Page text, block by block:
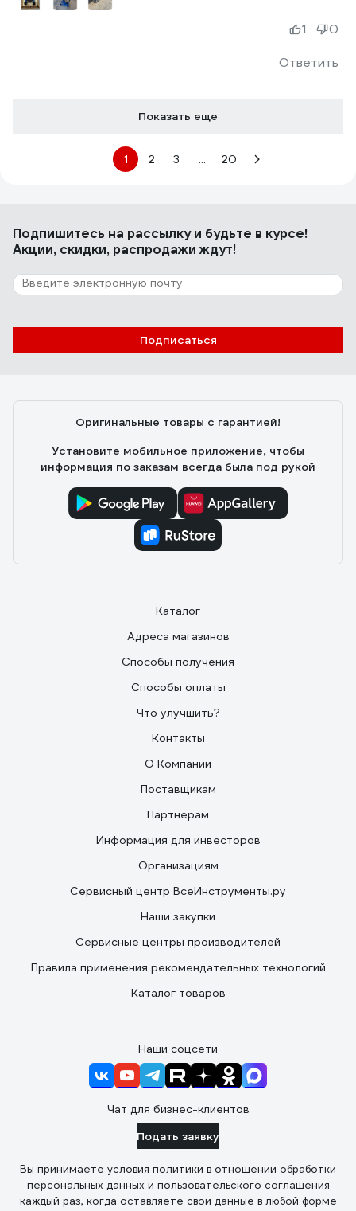
Ответить
1 0
Показать еще
1 2 3 ... 20
Подпишитесь на рассылкуи будьте в курсе!
Акции, скидки, распродажи ждут!
Подписаться
Оригинальные товары с гарантией!
Установите мобильное приложение, чтобы
информация по заказам всегда была под рукой
Каталог
Адреса магазинов
Способы получения
Способы оплаты
Что улучшить?
Контакты
О Компании
Поставщикам
Партнерам
Информация для инвесторов
Организациям
Сервисный центр ВсеИнструменты.ру
Наши закупки
Сервисные центры производителей
Правила применения рекомендательных технологий
Каталог товаров
Наши соцсети
Чат для бизнес-клиентов
Подать заявку
Вы принимаете условия политики в отношении обработки
персональных данных и пользовательского соглашения
каждый раз, когда оставляете свои данные в любой форме